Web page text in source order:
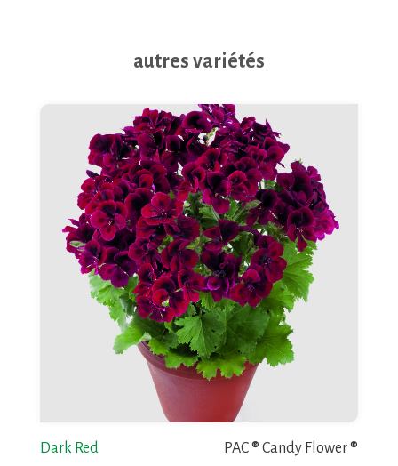
autres variétés
Dark Red PAC ® Candy Flower ®